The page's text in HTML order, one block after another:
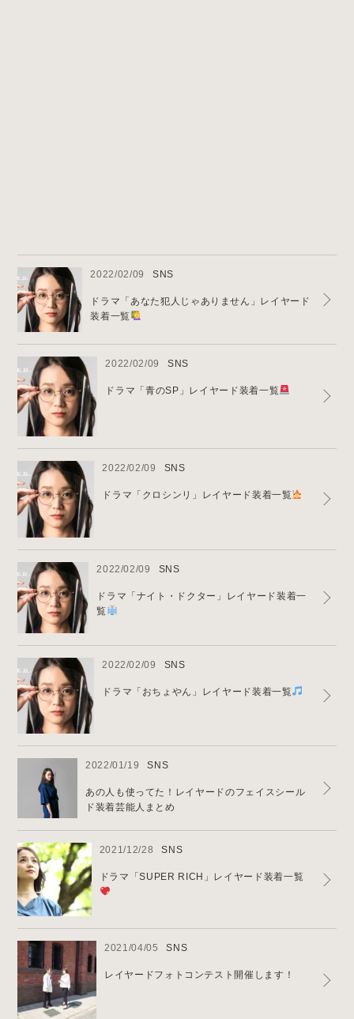
2022/02/09 SNS
ドラマ「あなた犯人じゃありません」レイヤード
装着一覧
2022/02/09 SNS
ドラマ「青のSP」レイヤード装着一覧
2022/02/09 SNS
ドラマ「クロシンリ」レイヤード装着一覧
2022/02/09 SNS
ドラマ「ナイト・ドクター」レイヤード装着一
覧
2022/02/09 SNS
ドラマ「おちょやん」レイヤード装着一覧
2022/01/19 SNS
あの人も使ってた！レイヤードのフェイスシール
ド装着芸能人まとめ
2021/12/28 SNS
ドラマ「SUPER RICH」レイヤード装着一覧
2021/04/05 SNS
レイヤードフォトコンテスト開催します！